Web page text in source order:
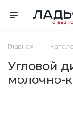
Главная —
Угловой
молочно-